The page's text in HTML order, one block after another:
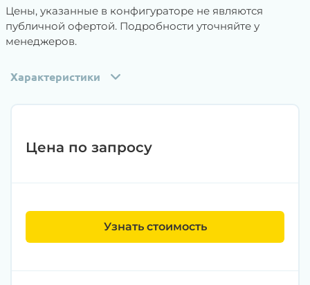
Цены, указанные в конфигураторе не являются
публичной офертой. Подробности уточняйте у
менеджеров.
Характеристики
Цена по запросу
Узнать стоимость